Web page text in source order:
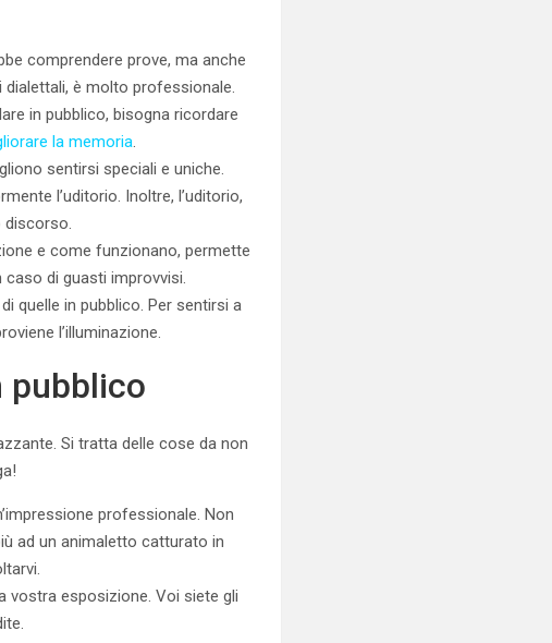
comprendere prove, ma anche
è molto professionale.
in pubblico, bisogna ricordare
la memoria.
sentirsi speciali e uniche.
l’uditorio. Inoltre, l’uditorio,
discorso.
e come funzionano, permette
di guasti improvvisi.
quelle in pubblico. Per sentirsi a
l’illuminazione.
pubblico
Si tratta delle cose da non
professionale. Non
ad un animaletto catturato in
vostra esposizione. Voi siete gli